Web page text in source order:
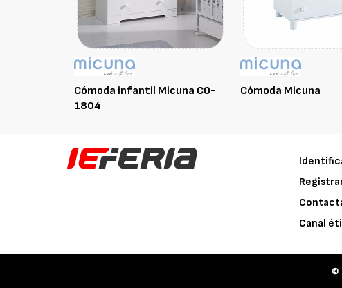
Cómoda infantil Micuna CO-
1804
Cómoda Micuna
Canal
©